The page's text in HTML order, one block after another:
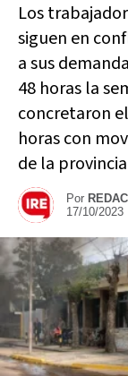
Los
siguen en
a sus
48 horas la
concretaron
horas con
de la
Por
17/10/